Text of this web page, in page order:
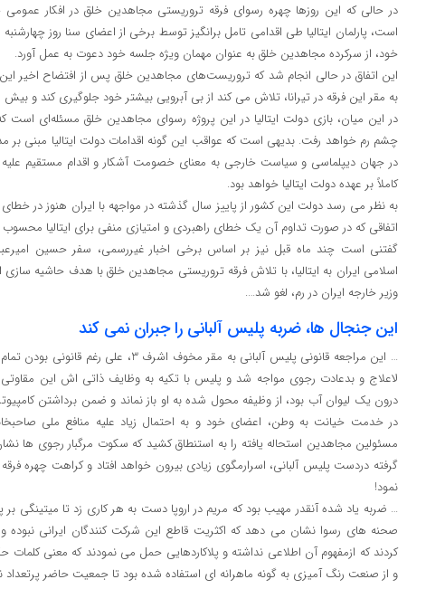
در حالی که این روزها چهره رسوای فرقه تروریستی مجاهدین خلق در افکار
خود، از سرکرده مجاهدین خلق به عنوان مهمان ویژه جلسه خود دعوت به عمل آورد.
این اتفاق در حالی انجام شد که تروریست‌های مجاهدین خلق پس از افتضاح اخیر
به مقر این فرقه در تیرانا، تلاش می ‌کند از بی آبرویی بیشتر خود جلوگیری کند و بیش
در این میان، بازی دولت ایتالیا در این پروژه رسوای مجاهدین خلق مسئله‌ای
چشم رم خواهد رفت. بدیهی است که عواقب این گونه اقدامات دولت ایتالیا مبنی بر
در جهان دیپلماسی و سیاست خارجی به معنای خصومت آشکار و اقدام مستقیم
کاملاً بر عهده دولت ایتالیا خواهد بود.
به نظر می رسد دولت این کشور از پاییز سال گذشته در مواجهه با ایران هنوز در
اتفاقی که در صورت تداوم آن یک خطای راهبردی و امتیازی منفی برای ایتالیا
گفتنی است چند ماه قبل نیز بر اساس برخی اخبار غیررسمی، سفر حسین
اسلامی ایران به ایتالیا، با تلاش فرقه تروریستی مجاهدین خلق با هدف حاشیه
وزیر خارجه ایران در رم، لغو شد….
این جنجال ها، ضربه پلیس آلبانی را جبران نمی کند
… این مراجعه قانونی پلیس آلبانی به مقر مخوف
لاعلاج و بدعادت رجوی مواجه شد و پلیس با تکیه به وظایف ذاتی اش این مقاوتی
درون یک لیوان آب بود، از وظیفه محول شده به او باز نماند و ضمن برداشتن
در خدمت خیانت به وطن، اعضای خود و به احتمال زیاد علیه منافع ملی
مسئولین مجاهدین استحاله یافته را به استنطاق کشید که سکوت مرگبار رجوی ها
گرفته دردست پلیس آلبانی، اسرارمگوی زیادی بیرون خواهد افتاد و کراهت چهره
نمود!
… ضربه یاد شده آنقدر مهیب بود که مریم در اروپا دست به هر کاری زد تا میتینگی بر
صحنه های رسوا نشان می دهد که اکثریت قاطع این شرکت کنندگان ایرانی نبوده
کردند که ازمفهوم آن اطلاعی نداشته و پلاکاردهایی حمل می نمودند که معنی
و از صنعت رنگ آمیزی به گونه ماهرانه ای استفاده شده بود تا جمعیت حاضر